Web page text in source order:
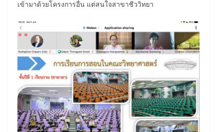
เข้ามาด้วยโครงการอื่น แต่สนใจสาขาชีววิทยา